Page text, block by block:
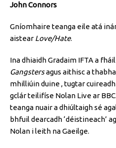
John Connors
Gníomhaire teanga eile atá
aistear Love/Hate.
Ina dhiaidh Gradaim IFTA a
Gangstersagus aithisc a
mhilliúin duine , tugtar
gclár teilifíse Nolan Live ar
teanga nuair a dhiúltaigh sé
bhfuil dearcadh ‘déistineach’
Nolan i leith na Gaeilge.